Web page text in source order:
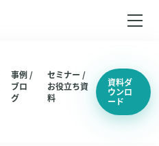
（仮説検証 / UIUX改善）
事例 /
ブロ
グ
セミナー /
お役立ち資
料
資料ダ
ウンロ
ード